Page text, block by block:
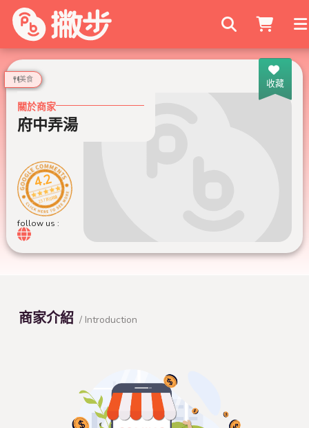
搜尋商家
收藏
美食
關於商家
府中弄湯
4.2
237 則評論
follow us :
商家介紹 / Introduction